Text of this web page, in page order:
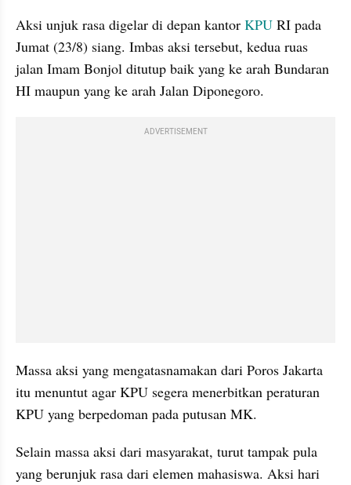
Aksi unjuk rasa digelar di depan kantor KPU RI pada
Jumat (23/8) siang. Imbas aksi tersebut, kedua ruas
jalan Imam Bonjol ditutup baik yang ke arah Bundaran
HI maupun yang ke arah Jalan Diponegoro.
ADVERTISEMENT
Massa aksi yang mengatasnamakan dari Poros Jakarta
itu menuntut agar KPU segera menerbitkan peraturan
KPU yang berpedoman pada putusan MK.
Selain massa aksi dari masyarakat, turut tampak pula
yang berunjuk rasa dari elemen mahasiswa. Aksi hari